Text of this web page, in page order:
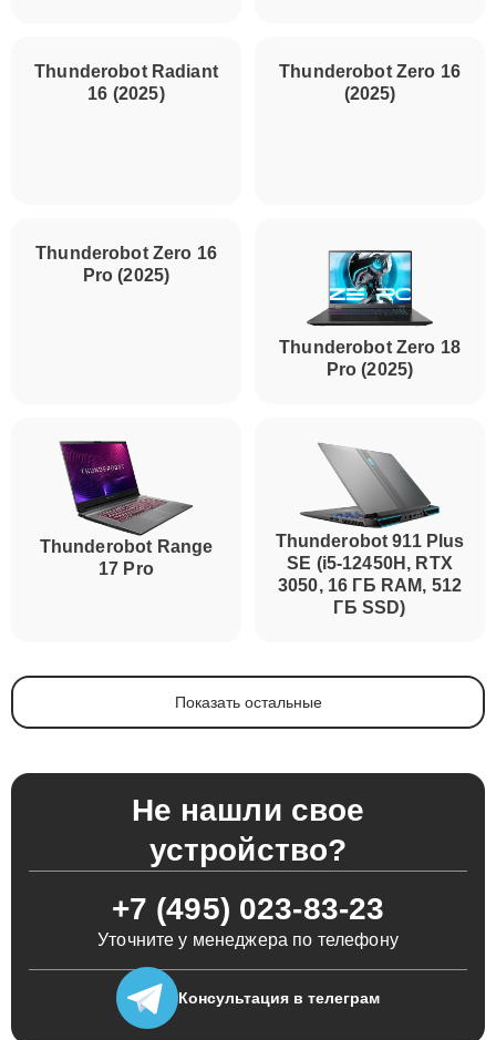
Thunderobot Radiant
16 (2025)
Thunderobot Zero 18
Thunderobot Range
Thunderobot 911 Plus
SE (i5-12450H, RTX
3050, 16 ГБ RAM, 512
Показать остальные
Не нашли свое
устройство?
+7 (495) 023-83-23